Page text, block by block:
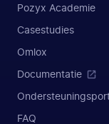
Pozyx Academie
Casestudies
Omlox
Documentatie
FAQ